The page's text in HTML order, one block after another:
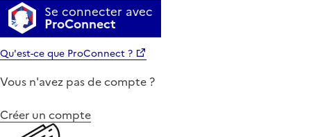
Se connecter avec
ProConnect
Qu'est-ce que ProConnect ?
Vous n'avez pas de compte ?
Créer un compte